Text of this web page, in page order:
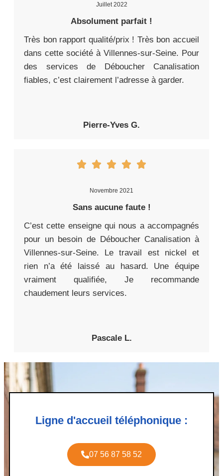
Juillet 2022
Absolument parfait !
Très bon rapport qualité/prix ! Très bon accueil
dans cette société à Villennes-sur-Seine. Pour
des services de Déboucher Canalisation
fiables, c’est clairement l’adresse à garder.
Pierre-Yves G.
Novembre 2021
Sans aucune faute !
C’est cette enseigne qui nous a accompagnés
pour un besoin de Déboucher Canalisation à
Villennes-sur-Seine. Le travail est nickel et
rien n’a été laissé au hasard. Une équipe
vraiment qualifiée, Je recommande
chaudement leurs services.
Pascale L.
Ligne d'accueil téléphonique :
07 56 87 58 52